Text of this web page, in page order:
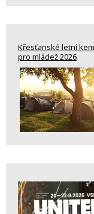
Křesťanské letní
pro mládež 2026